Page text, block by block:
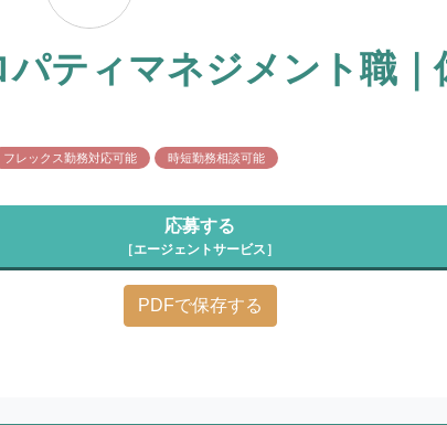
ティマネジメント職｜
フレックス勤務対応可能 時短勤務相談可能
応募する
［エージェントサービス］
PDFで保存する